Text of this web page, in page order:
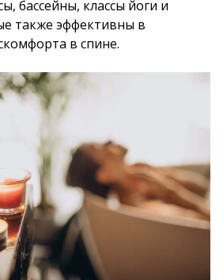
бассейны, классы йоги и
также эффективны в
в спине.